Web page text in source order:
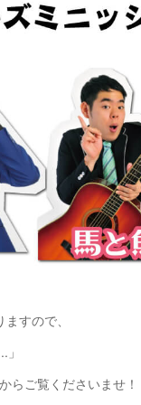
すので、
からご覧くださいませ